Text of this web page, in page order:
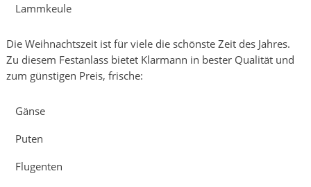
Lammkeule
Die Weihnachtszeit ist für viele die schönste Zeit des Jahres.
Zu diesem Festanlass bietet Klarmann in bester Qualität und
zum günstigen Preis, frische:
Gänse
Puten
Flugenten